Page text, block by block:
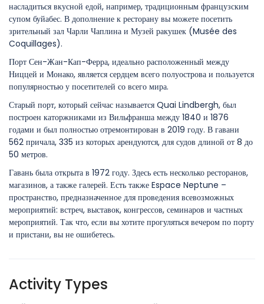
насладиться вкусной едой, например, традиционным французским
супом буйабес. В дополнение к ресторану вы можете посетить
зрительный зал Чарли Чаплина и Музей ракушек (Musée des
Coquillages).
Порт Сен-Жан-Кап-Ферра, идеально расположенный между
Ниццей и Монако, является сердцем всего полуострова и пользуется
популярностью у посетителей со всего мира.
Старый порт, который сейчас называется Quai Lindbergh, был
построен каторжниками из Вильфранша между 1840 и 1876
годами и был полностью отремонтирован в 2019 году. В гавани
562 причала, 335 из которых арендуются, для судов длиной от 8 до
50 метров.
Гавань была открыта в 1972 году. Здесь есть несколько ресторанов,
магазинов, а также галерей. Есть также Espace Neptune –
пространство, предназначенное для проведения всевозможных
мероприятий: встреч, выставок, конгрессов, семинаров и частных
мероприятий. Так что, если вы хотите прогуляться вечером по порту
и пристани, вы не ошибетесь.
Activity Types